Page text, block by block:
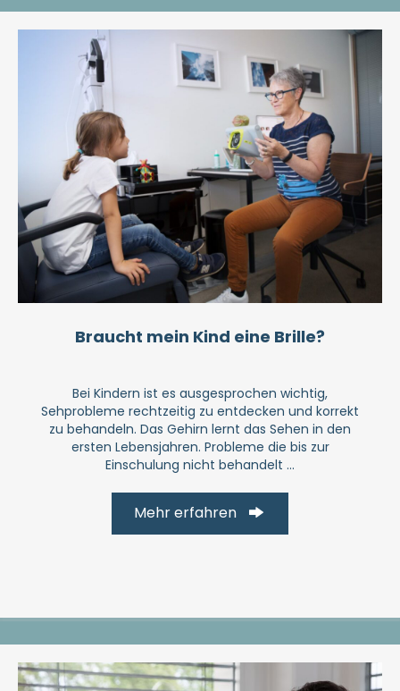
Braucht mein Kind eine Brille?
Bei Kindern ist es ausgesprochen wichtig,
Sehprobleme rechtzeitig zu entdecken und korrekt
zu behandeln. Das Gehirn lernt das Sehen in den
ersten Lebensjahren. Probleme die bis zur
Einschulung nicht behandelt ...
Mehr erfahren